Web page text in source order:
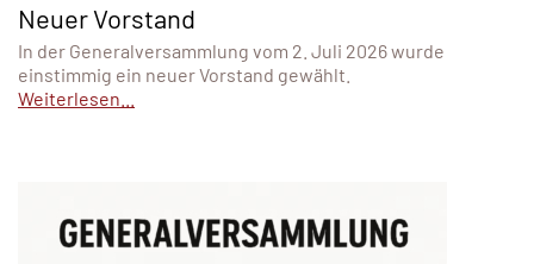
Neuer Vorstand
In der Generalversammlung vom 2. Juli 2026 wurde
einstimmig ein neuer Vorstand gewählt.
Weiterlesen...